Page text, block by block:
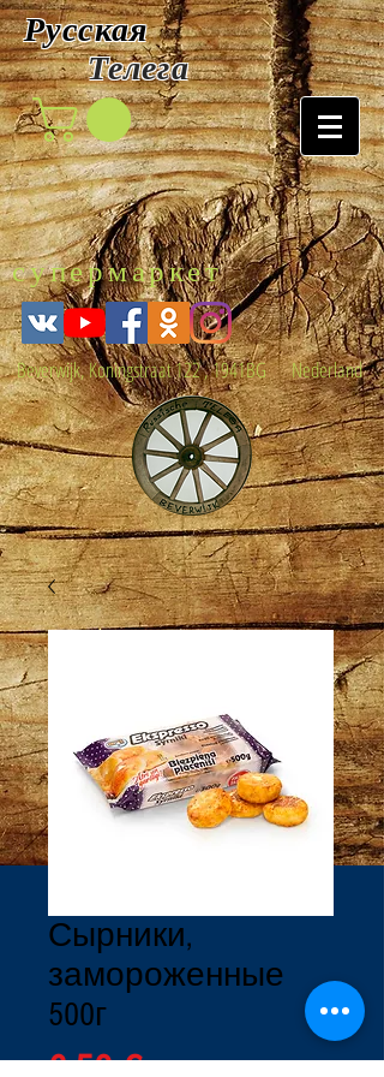
Русская
Телега
супермаркет
Beverwijk, Koningstraat 122 , 1941BG Nederland
Сырники,
замороженные
500г